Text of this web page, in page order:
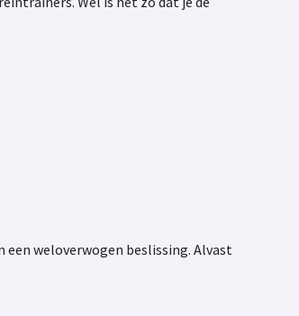
een weloverwogen beslissing. Alvast